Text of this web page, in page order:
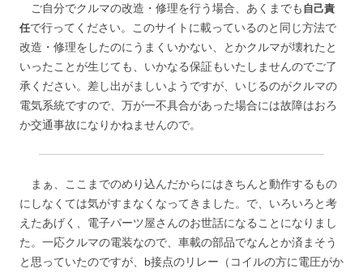
ご自分でクルマの改造・修理を行う場合、あくまでも 自己責
任で行ってください。このサイトに載っているのと同じ方法で
改造・修理をしたのにうまくいかない、とかクルマが壊れたと
いったことが生じても、いかなる保証もいたしませんのでご了
承ください。差し出がましいようですが、いじるのがクルマの
電気系統ですので、万が一不具合があった場合には故障はおろ
か交通事故になりかねませんので。
まぁ、ここまでのめり込んだからにはきちんと動作するもの
にしなくては気がすまなくなってきました。で、いろいろと考
えたあげく、電子パーツ屋さんのお世話になることになりまし
た。一応クルマの電装なので、車載の部品でなんとか済まそう
と思っていたのですが、b接点のリレー（コイルの方に電圧がか